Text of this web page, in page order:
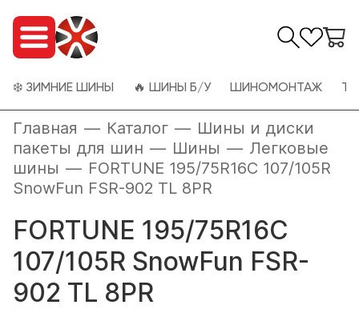
❄️ ЗИМНИЕ ШИНЫ 🔥 ШИНЫ Б/У ШИНОМОНТАЖ
Главная — Каталог — Шины и диски
пакеты для шин — Шины — Легковые
шины — FORTUNE 195/75R16C 107/105R
SnowFun FSR-902 TL 8PR
FORTUNE 195/75R16C
107/105R SnowFun FSR-
902 TL 8PR